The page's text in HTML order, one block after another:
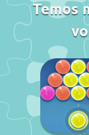
Temos